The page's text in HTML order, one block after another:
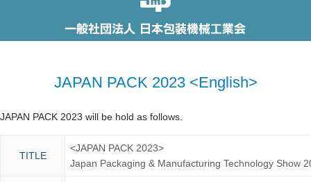
JAPAN PACK 2023 <English>
JAPAN PACK 2023 will be hold as follows.
TITLE
<JAPAN PACK 2023>
Japan Packaging & Manufacturing Technology Show